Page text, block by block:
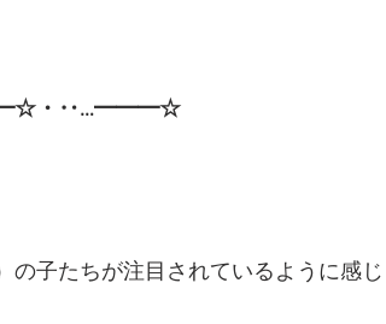
・‥…━━━☆
の子たちが注目されているように感